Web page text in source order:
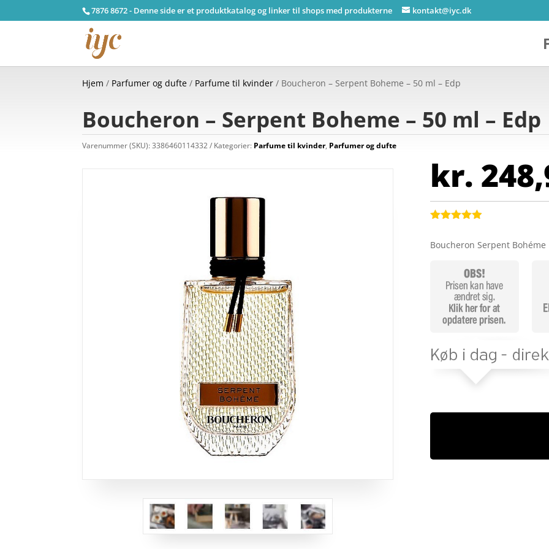
7876 8672 - Denne side er et produktkatalog og linker til shops med produkterne kontakt@iyc.dk
Hjem / Parfumer og dufte / Parfume til kvinder / Boucheron – Serpent Boheme – 50 ml – Edp
Boucheron – Serpent Boheme – 50 ml – Edp
Varenummer (SKU):3386460114332 Kategorier: Parfume til kvinder, Parfumer og dufte
kr.
ud af 5
kundebedøm
Boucheron Serpent